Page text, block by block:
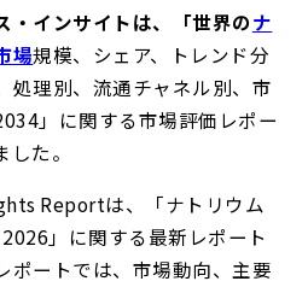
・インサイトは、「世界のナ
場規模、シェア、トレンド分
処理別、流通チャネル別、市
」 に関する市場評価レポー
た。
Reportは、「ナトリウム
」に関する最新レポート
ポートでは、市場動向、主要